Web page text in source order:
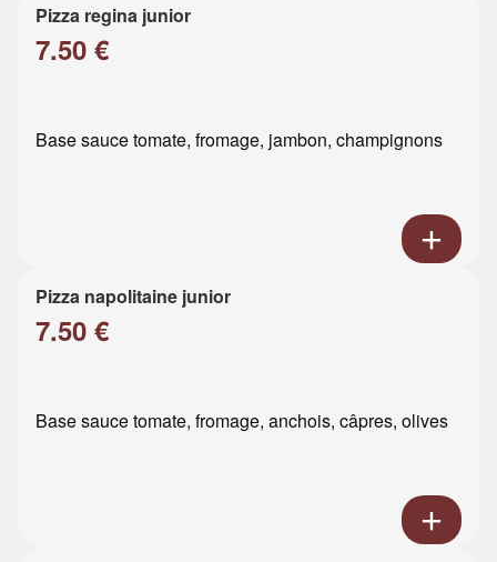
Pizza regina junior
7.50 €
Base sauce tomate, fromage, jambon, champignons
Pizza napolitaine junior
7.50 €
Base sauce tomate, fromage, anchois, câpres, olives